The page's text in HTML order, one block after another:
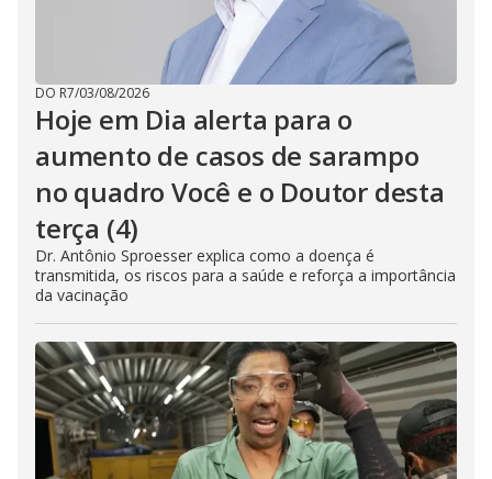
DO R7/03/08/2026
Hoje em Dia alerta para o
aumento de casos de sarampo
no quadro Você e o Doutor desta
terça (4)
Dr. Antônio Sproesser explica como a doença é
transmitida, os riscos para a saúde e reforça a importância
da vacinação